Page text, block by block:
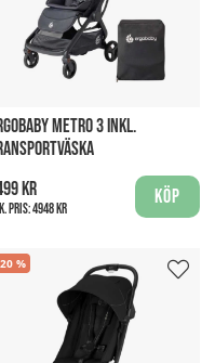
METRO 3 INKL.
kr
pris:4948 kr
Köp
20